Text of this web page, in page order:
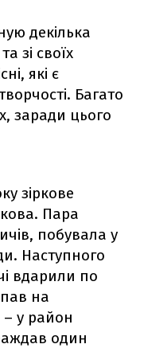
декілька
зі своїх
які є
Багато
заради цього
зіркове
Пара
побувала у
Наступного
вдарили по
на
у район
один